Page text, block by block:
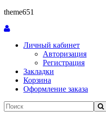
theme651
Личный кабинет
Авторизация
Регистрация
Закладки
Корзина
Оформление заказа